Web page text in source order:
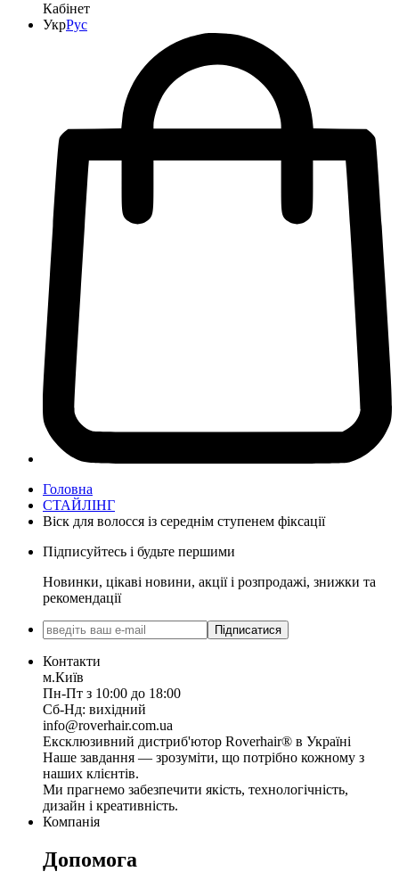
Кабінет
УкрРус
Головна
СТАЙЛІНГ
Віск для волосся із середнім ступенем фіксації
Підписуйтесь і будьте першими
Новинки, цікаві новини, акції і розпродажі, знижки та
рекомендації
Підписатися
Контакти
м.Київ
Пн-Пт з 10:00 до 18:00
Сб-Нд: вихідний
info@roverhair.com.ua
Ексклюзивний дистриб'ютор Roverhair® в Україні
Наше завдання — зрозуміти, що потрібно кожному з
наших клієнтів.
Ми прагнемо забезпечити якість, технологічність,
дизайн і креативність.
Компанія
Допомога